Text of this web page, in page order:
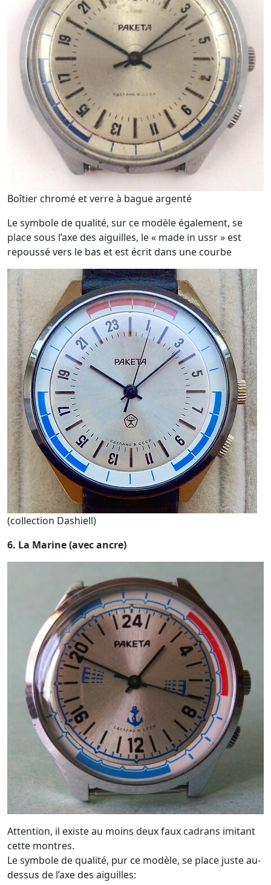
Boîtier chromé et verre à bague argenté
Le symbole de qualité, sur ce modèle également, se
place sous l’axe des aiguilles, le « made in ussr » est
repoussé vers le bas et est écrit dans une courbe
(collection Dashiell)
6. La Marine (avec ancre)
Attention, il existe au moins deux faux cadrans imitant
cette montres.
Le symbole de qualité, pur ce modèle, se place juste au-
dessus de l’axe des aiguilles: